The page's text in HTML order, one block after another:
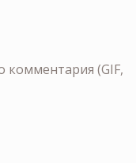
комментария (GIF,